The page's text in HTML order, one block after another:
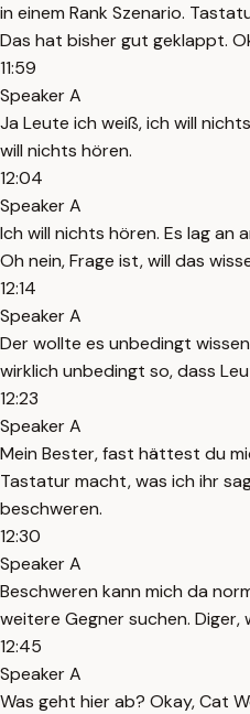
in einem Rank Szenario.
Das hat bisher gut geklappt.
11:59
Speaker A
Ja Leute ich weiß, ich will
will nichts hören.
12:04
Speaker A
Ich will nichts hören. Es lag an
Oh nein, Frage ist, will das
12:14
Speaker A
Der wollte es unbedingt
wirklich unbedingt so, dass
12:23
Speaker A
Mein Bester, fast hättest du
Tastatur macht, was ich ihr
beschweren.
12:30
Speaker A
Beschweren kann mich da
weitere Gegner suchen. Diger,
12:45
Speaker A
Was geht hier ab? Okay, Cat